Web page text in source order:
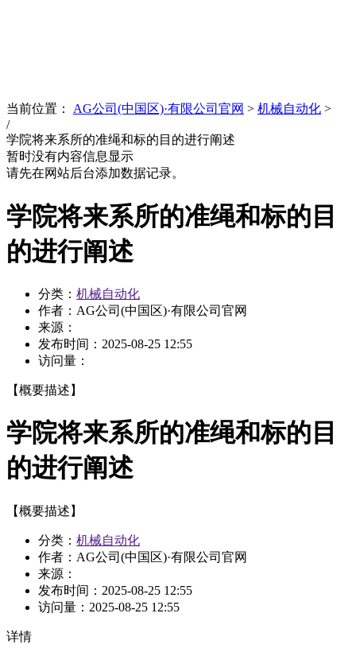
当前位置： AG公司(中国区)·有限公司官网 > 机械自动化 >
/
学院将来系所的准绳和标的目的进行阐述
暂时没有内容信息显示
请先在网站后台添加数据记录。
学院将来系所的准绳和标的目
的进行阐述
分类： 机械自动化
作者：AG公司(中国区)·有限公司官网
来源：
发布时间： 2025-08-25 12:55
访问量：
【概要描述】
学院将来系所的准绳和标的目
的进行阐述
【概要描述】
分类： 机械自动化
作者：AG公司(中国区)·有限公司官网
来源：
发布时间： 2025-08-25 12:55
访问量： 2025-08-25 12:55
详情